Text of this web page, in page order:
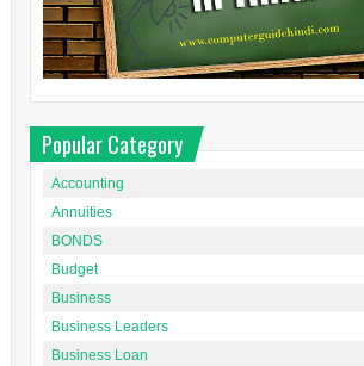
Popular Category
Accounting
Annuities
BONDS
Budget
Business
Business Leaders
Business Loan